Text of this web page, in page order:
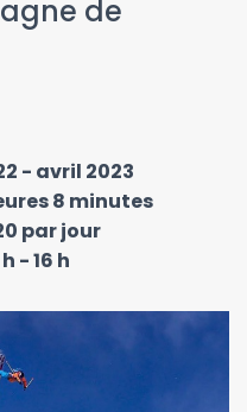
de
- avril 2023
8 minutes
par jour
- 16 h